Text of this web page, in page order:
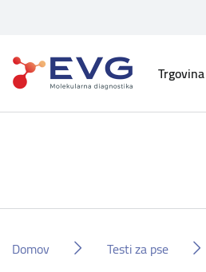
Trgovina
Domov Testi za pse